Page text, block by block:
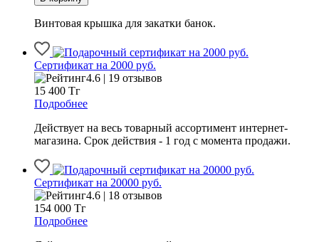
Винтовая крышка для закатки банок.
Сертификат на 2000 руб.
4.6 | 19 отзывов
15 400 Тг
Подробнее
Действует на весь товарный ассортимент интернет-
магазина. Срок действия - 1 год с момента продажи.
Сертификат на 20000 руб.
4.6 | 18 отзывов
154 000 Тг
Подробнее